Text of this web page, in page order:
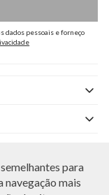
para
navegação mais
dados pessoais e forneço